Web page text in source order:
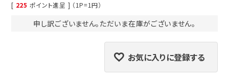
[ 225 ポイント進呈 ] （1P=1円）
申し訳ございません。ただいま在庫がございません。
お気に入りに登録する